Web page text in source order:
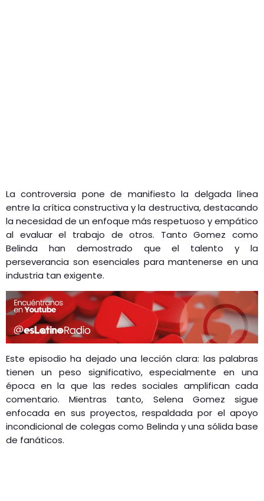
La controversia pone de manifiesto la delgada línea
entre la crítica constructiva y la destructiva, destacando
la necesidad de un enfoque más respetuoso y empático
al evaluar el trabajo de otros. Tanto Gomez como
Belinda han demostrado que el talento y la
perseverancia son esenciales para mantenerse en una
industria tan exigente​.
Este episodio ha dejado una lección clara: las palabras
tienen un peso significativo, especialmente en una
época en la que las redes sociales amplifican cada
comentario. Mientras tanto, Selena Gomez sigue
enfocada en sus proyectos, respaldada por el apoyo
incondicional de colegas como Belinda y una sólida base
de fanáticos​.